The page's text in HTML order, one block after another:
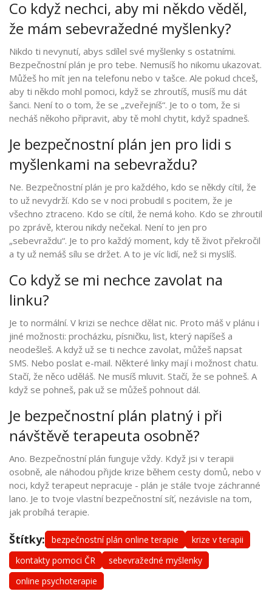
Co když nechci, aby mi někdo věděl,
že mám sebevražedné myšlenky?
Nikdo ti nevynutí, abys sdílel své myšlenky s ostatními.
Bezpečnostní plán je pro tebe. Nemusíš ho nikomu ukazovat.
Můžeš ho mít jen na telefonu nebo v tašce. Ale pokud chceš,
aby ti někdo mohl pomoci, když se zhroutíš, musíš mu dát
šanci. Není to o tom, že se „zveřejníš“. Je to o tom, že si
necháš někoho připravit, aby tě mohl chytit, když spadneš.
Je bezpečnostní plán jen pro lidi s
myšlenkami na sebevraždu?
Ne. Bezpečnostní plán je pro každého, kdo se někdy cítil, že
to už nevydrží. Kdo se v noci probudil s pocitem, že je
všechno ztraceno. Kdo se cítil, že nemá koho. Kdo se zhroutil
po zprávě, kterou nikdy nečekal. Není to jen pro
„sebevraždu“. Je to pro každý moment, kdy tě život překročil
a ty už nemáš sílu se držet. A to je víc lidí, než si myslíš.
Co když se mi nechce zavolat na
linku?
Je to normální. V krizi se nechce dělat nic. Proto máš v plánu i
jiné možnosti: procházku, písničku, list, který napíšeš a
neodešleš. A když už se ti nechce zavolat, můžeš napsat
SMS. Nebo poslat e-mail. Některé linky mají i možnost chatu.
Stačí, že něco uděláš. Ne musíš mluvit. Stačí, že se pohneš. A
když se pohneš, pak už se můžeš pohnout dál.
Je bezpečnostní plán platný i při
návštěvě terapeuta osobně?
Ano. Bezpečnostní plán funguje vždy. Když jsi v terapii
osobně, ale náhodou přijde krize během cesty domů, nebo v
noci, když terapeut nepracuje - plán je stále tvoje záchranné
lano. Je to tvoje vlastní bezpečnostní síť, nezávisle na tom,
jak probíhá terapie.
Štítky: bezpečnostní plán online terapie
krize v terapii
kontakty pomoci ČR
sebevražedné myšlenky
online psychoterapie